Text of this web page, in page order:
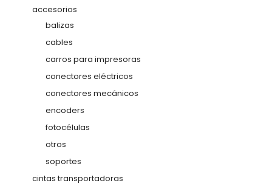
accesorios
balizas
cables
carros para impresoras
conectores eléctricos
conectores mecánicos
encoders
fotocélulas
otros
soportes
cintas transportadoras